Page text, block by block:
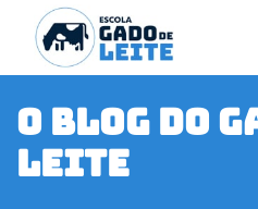
O Blog do
Leite